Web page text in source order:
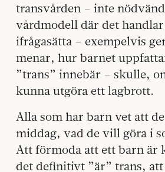
transvården – inte
vårdmodell där det
ifrågasätta – exempelvis
menar, hur barnet
”trans” innebär – skulle,
kunna utgöra ett lagbrott.
Alla som har barn vet att
middag, vad de vill göra i
Att förmoda att ett barn är
det definitivt ”är” trans,